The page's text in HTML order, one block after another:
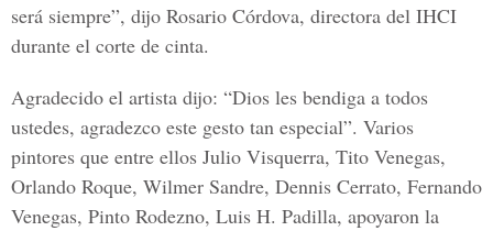
será siempre”, dijo Rosario Córdova, directora del IHCI
durante el corte de cinta.
Agradecido el artista dijo: “Dios les bendiga a todos
ustedes, agradezco este gesto tan especial”. Varios
pintores que entre ellos Julio Visquerra, Tito Venegas,
Orlando Roque, Wilmer Sandre, Dennis Cerrato, Fernando
Venegas, Pinto Rodezno, Luis H. Padilla, apoyaron la